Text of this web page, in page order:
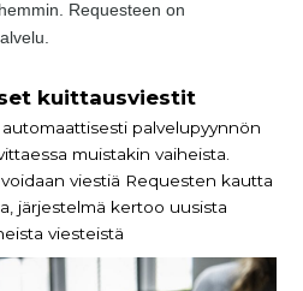
Requesteen on
kuittausviestit
palvelupyynnön
muistakin vaiheista.
viestiä Requesten kautta
järjestelmä kertoo uusista
viesteistä